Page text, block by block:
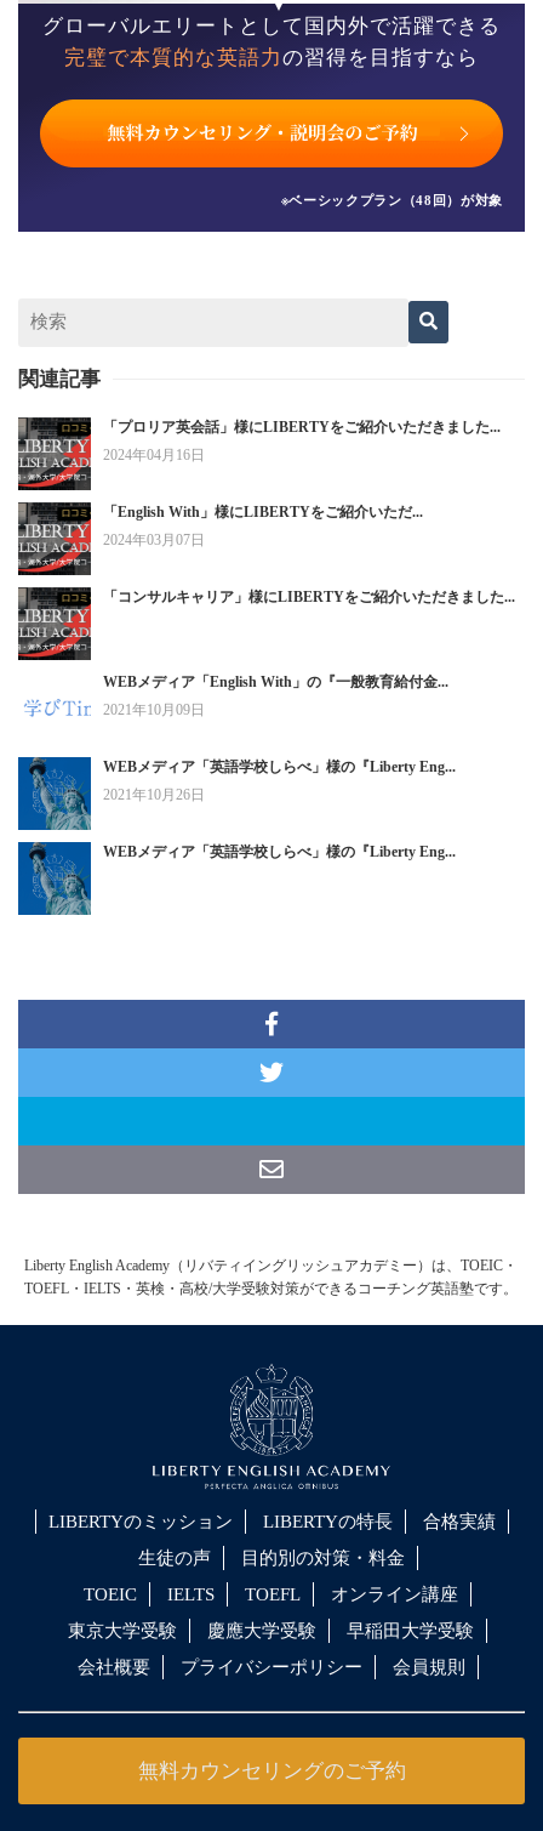
グローバルエリートとして国内外で活躍できる
完璧で本質的な英語力の習得を目指すなら
※ベーシックプラン（48回）が対象
関連記事
「プロリア英会話」様にLIBERTYをご紹介いただきました...
2024年04月16日
「English With」様にLIBERTYをご紹介いただ...
2024年03月07日
「コンサルキャリア」様にLIBERTYをご紹介いただきました...
WEBメディア「English With」の『一般教育給付金...
2021年10月09日
WEBメディア「英語学校しらべ」様の『Liberty Eng...
2021年10月26日
WEBメディア「英語学校しらべ」様の『Liberty Eng...
Liberty English Academy（リバティイングリッシュアカデミー）は、TOEIC・
TOEFL・IELTS・英検・高校/大学受験対策ができるコーチング英語塾です。
LIBERTYのミッション LIBERTYの特長
合格実績
生徒の声
目的別の対策・料金
TOEIC
IELTS TOEFL
オンライン講座
東京大学受験
慶應大学受験
早稲田大学受験
会社概要
プライバシーポリシー 会員規則
無料カウンセリングのご予約